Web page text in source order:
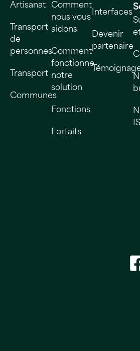
Artisanat
Transport
de
personnes
Transport
Communes
Comment
nous vous
aidons
Comment
fonctionne
notre
solution
Fonctions
Forfaits
Interfaces
Devenir
partenaire